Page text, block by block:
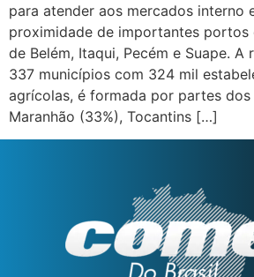
para atender aos mercados interno
proximidade de importantes
de Belém, Itaqui, Pecém e Suape. A
337 municípios com 324 mil
agrícolas, é formada por partes
Maranhão (33%), Tocantins […]